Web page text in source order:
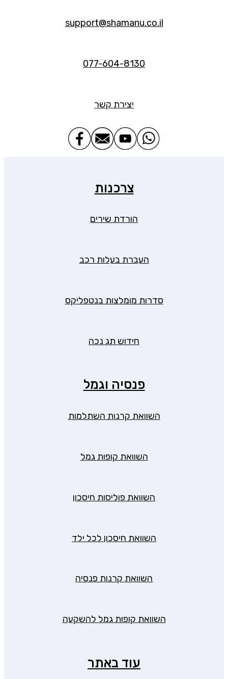
support@shamanu.co.il
077-604-8130
יצירת קשר
צרכנות
הורדת שירים
העברת בעלות רכב
סדרות מומלצות בנטפליקס
חידוש תג נכה
פנסיה וגמל
השוואת קרנות השתלמות
השוואת קופות גמל
השוואת פוליסות חיסכון
השוואת חיסכון לכל ילד
השוואת קרנות פנסיה
השוואת קופות גמל להשקעה
עוד באתר